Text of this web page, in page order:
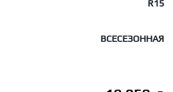
R15
ВСЕСЕЗОННАЯ